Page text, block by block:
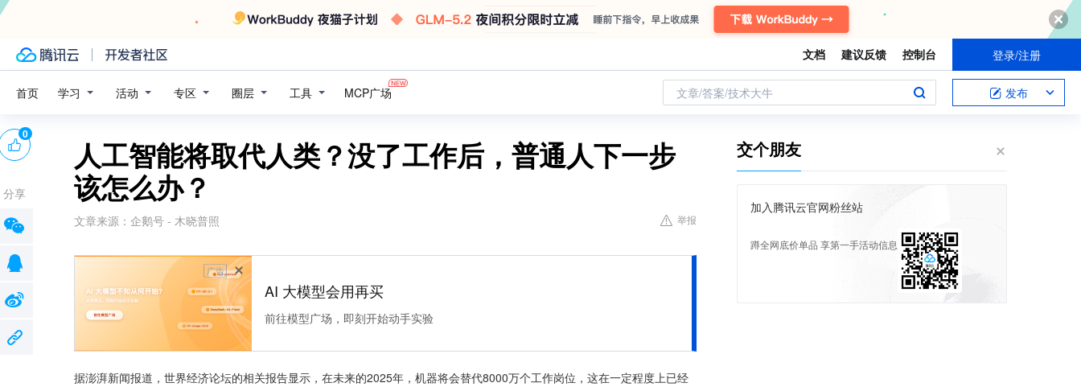
文档 建议反馈 控制台 登录/注册
首页 学习 活动 专区 圈层 工具 MCP广场 文章/答案/技术大牛 发布
人工智能将取代人类？没了工作后，普通人下一步
该怎么办？
文章来源： 企鹅号 - 木晓普照 举报
广告
AI 大模型会用再买
前往模型广场，即刻开始动手实验
据澎湃新闻报道，世界经济论坛的相关报告显示，在未来的2025年，机器将会替代8000万个工作岗位，这在一定程度上已经
0
分享
交个朋友
加入腾讯云官网粉丝站
蹲全网底价单品 享第一手活动信息